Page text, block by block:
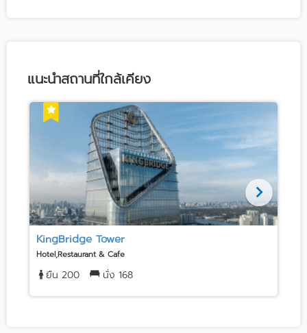
แนะนำสถานที่ใกล้เคียง
KingBridge Tower
Hotel,Restaurant & Cafe
ยืน 200 นั่ง 168